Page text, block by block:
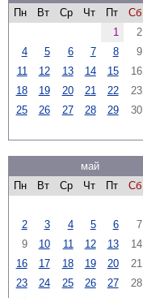
Пн
Вт Ср Чт Пт Сб
1
2
4
5 6 7 8 9
11
12 13 14 15 16
18
19 20 21 22 23
25
26 27 28 29 30
май
Пн
Вт Ср Чт Пт Сб
2
3 4 5 6 7
9
10 11 12 13 14
16
17 18 19 20 21
23
24 25 26 27 28